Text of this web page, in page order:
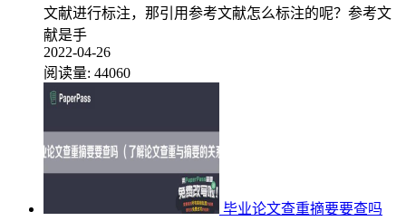
文献进行标注，那引用参考文献怎么标注的呢？参考文
献是手
2022-04-26
阅读量: 44060
毕业论文查重摘要要查吗